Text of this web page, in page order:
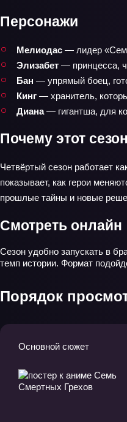
Персонажи
Мелиодас — лидер
Элизабет — принцесса,
Бан — упрямый боец,
Кинг — хранитель,
Диана— гигантша, для
Почему этот
Четвёртый сезон работает
показывает, как герои
прошлые тайны и новые
Смотреть онлайн
Сезон удобно запускать в
темп истории. Формат
Порядок
Основной сюжет